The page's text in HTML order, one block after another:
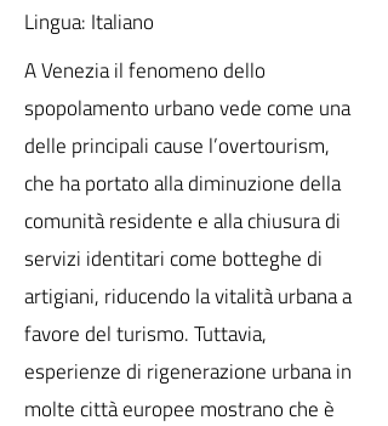
Lingua: Italiano
A Venezia il fenomeno dello
spopolamento urbano vede come una
delle principali cause l’overtourism,
che ha portato alla diminuzione della
comunità residente e alla chiusura di
servizi identitari come botteghe di
artigiani, riducendo la vitalità urbana a
favore del turismo. Tuttavia,
esperienze di rigenerazione urbana in
molte città europee mostrano che è